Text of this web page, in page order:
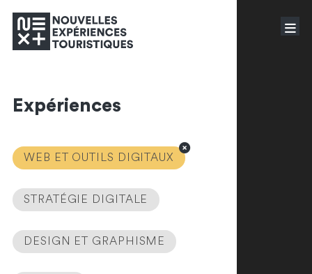
Expériences
WEB ET OUTILS DIGITAUX
STRATÉGIE DIGITALE
DESIGN ET GRAPHISME